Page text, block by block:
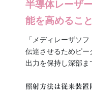
半導体レーザ
能を高めるこ
「メディレーザソフ
伝達させるためピー
出力を保持し深部ま
照射方法は従来装